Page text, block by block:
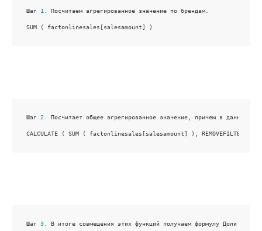
Шаг 1. Посчитаем агрегированное значение по брендам.
SUM ( factonlinesales[salesamount] )
Шаг 2. Посчитает общее агрегированное значение, причем в данной
CALCULATE ( SUM ( factonlinesales[salesamount] ), REMOVEFILTERS
Шаг 3. В итоге совмещения этих функций получаем формулу Доли по